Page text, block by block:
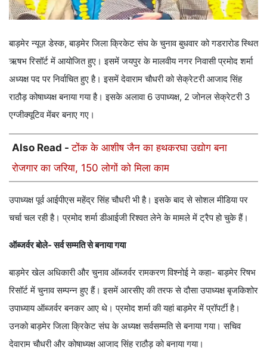
बाड़मेर न्यूज़ डेस्क, बाड़मेर जिला क्रिकेट संघ के चुनाव बुधवार को गडरारोड स्थित
ऋषभ रिसॉर्ट में आयोजित हुए। इसमें जयपुर के मालवीय नगर निवासी प्रमोद शर्मा
अध्यक्ष पद पर निर्वाचित हुए है। इसमें देवाराम चौधरी को सेक्रेटरी आजाद सिंह
राठौड़ कोषाध्यक्ष बनाया गया है। इसके अलावा 6 उपाध्यक्ष, 2 जोनल सेक्रेटरी 3
एग्जीक्यूटिव मेंबर बनाए गए।
Also Read -टोंक के आशीष जैन का हथकरघा उद्योग बना
रोजगार का जरिया, 150 लोगों को मिला काम
उपाध्यक्ष पूर्व आईपीएस महेंद्र सिंह चौधरी भी है। इसके बाद से सोशल मीडिया पर
चर्चा चल रही है। प्रमोद शर्मा डीआईजी रिश्वत लेने के मामले में ट्रैप हो चुके हैं।
ऑब्जर्वर बोले- सर्व सम्मति से बनाया गया
बाड़मेर खेल अधिकारी और चुनाव ऑब्जर्वर रामकरण विश्नोई ने कहा- बाड़मेर रिषभ
रिसॉर्ट में चुनाव सम्पन्न हुए हैं। इसमें आरसीए की तरफ से दौसा उपाध्यक्ष बृजकिशोर
उपाध्याय ऑब्जर्वर बनकर आए थे। प्रमोद शर्मा की यहां बाड़मेर में प्रॉपर्टी है।
उनको बाड़मेर जिला क्रिकेट संघ के अध्यक्ष सर्वसम्मति से बनाया गया। सचिव
देवाराम चौधरी और कोषाध्यक्ष आजाद सिंह राठौड़ को बनाया गया।